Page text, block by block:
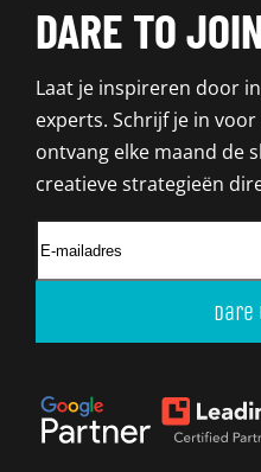
DARE TO
Laat je inspireren door
experts. Schrijf je in
ontvang elke maand de
creatieve strategieën